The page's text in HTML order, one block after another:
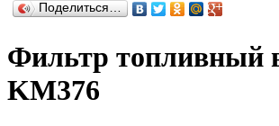
Поделиться…
Фильтр топливный
KM376